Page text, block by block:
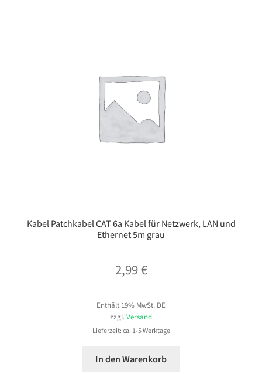
Kabel Patchkabel CAT 6a Kabel für Netzwerk, LAN und
Ethernet 5m grau
2,99€
Enthält 19% MwSt. DE
zzgl. Versand
Lieferzeit: ca. 1-5 Werktage
In den Warenkorb